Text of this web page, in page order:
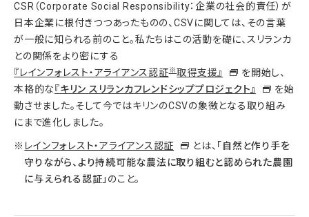
CSR（Corporate Social Responsibility：企業の社会的責任）が
日本企業に根付きつつあったものの、CSVに関しては、その言葉
が一般に知られる前のこと。私たちはこの活動を礎に、スリランカ
との関係をより密にする
『レインフォレスト・アライアンス認証※取得支援』
を開始し、
本格的な『キリン スリランカフレンドシッププロジェクト』
を始
動させました。そして今ではキリンのCSVの象徴となる取り組み
にまで進化しました。
レインフォレスト・アライアンス認証 とは、 「自然と作り手を
守りながら、より持続可能な農法に取り組むと認められた農園
に与えられる認証」 のこと。